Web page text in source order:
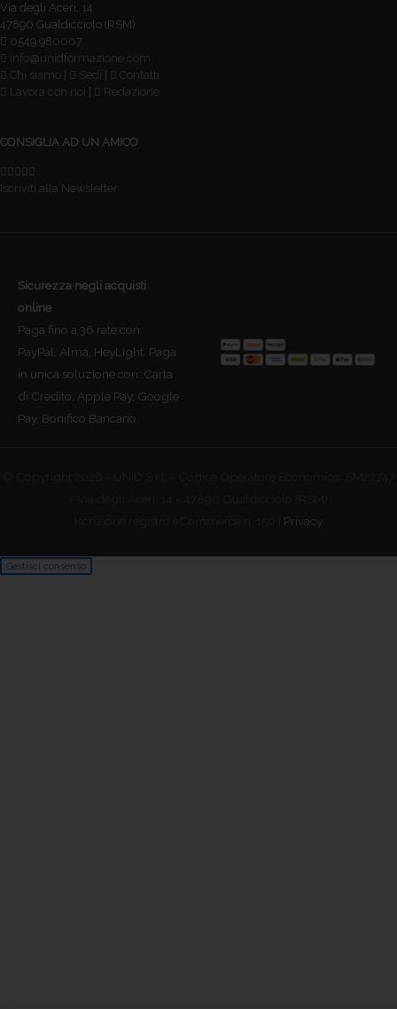
Via degli Aceri, 14
47890 Gualdicciolo (RSM)
0549.980007
info@unidformazione.com
Chi siamo
Sedi
Contatti
Lavora con noi
Redazione
CONSIGLIA AD UN AMICO
Iscriviti alla Newsletter
Sicurezza negli acquisti
online
Paga fino a 36 rate con:
PayPal, Alma, HeyLight. Paga
in unica soluzione con: Carta
di Credito, Apple Pay, Google
Pay, Bonifico Bancario.
Privacy
Gestisci consenso